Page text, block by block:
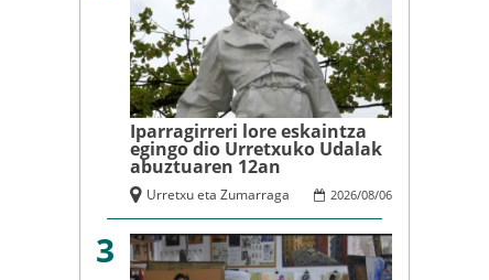
Iparragirreri lore eskaintza
egingo dio Urretxuko Udalak
abuztuaren 12an
2026/08/06
Urretxu eta Zumarraga
3